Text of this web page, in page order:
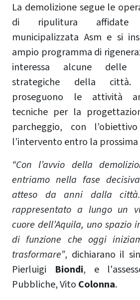
La demolizione segue le
di ripulitura affidate
municipalizzata Asm e si
ampio programma di
interessa alcune delle
strategiche della città.
proseguono le attività
tecniche per la
parcheggio, con
l’intervento entro la
“Con l’avvio della
entriamo nella fase
atteso da anni dalla città.
rappresentato a lungo un
cuore dell’Aquila, uno spazio
di funzione che oggi
trasformare”, dichiarano il
Pierluigi Biondi, e
Pubbliche, Vito Colonna.